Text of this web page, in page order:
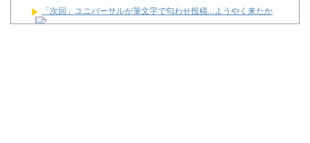
「次回」ユニバーサルが筆文字で匂わせ投稿…ようやく来たか